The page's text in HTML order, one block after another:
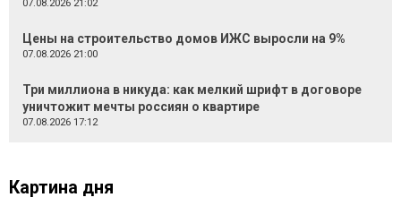
07.08.2026 21:02
Цены на строительство домов ИЖС выросли на 9%
07.08.2026 21:00
Три миллиона в никуда: как мелкий шрифт в договоре
уничтожит мечты россиян о квартире
07.08.2026 17:12
Картина дня